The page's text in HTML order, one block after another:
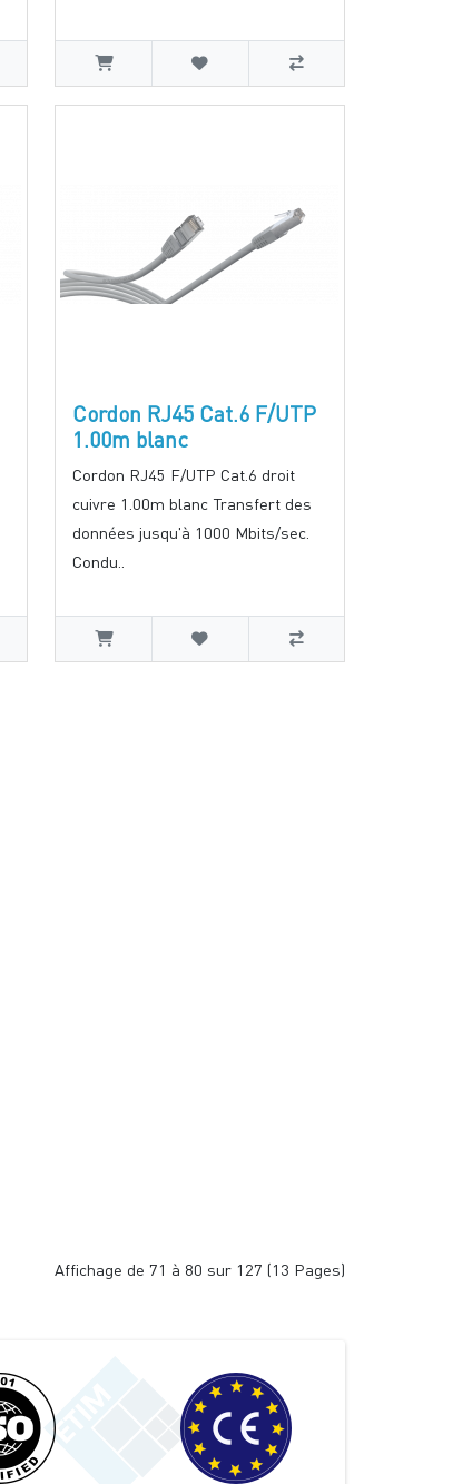
Cordon RJ45 Cat.6 F/UTP
1.00m blanc
Cordon RJ45 F/UTP Cat.6 droit
cuivre 1.00m blanc Transfert des
données jusqu'à 1000 Mbits/sec.
Condu..
Affichage de 71 à 80 sur 127 (13 Pages)